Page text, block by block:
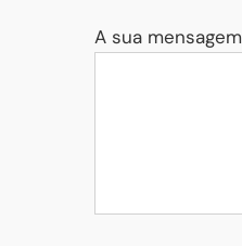
A sua mensagem